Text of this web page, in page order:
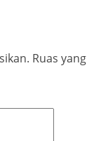
Ruas yang